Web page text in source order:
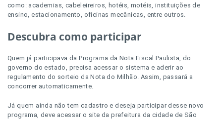
como: academias, cabeleireiros, hotéis, motéis, instituições de
ensino, estacionamento, oficinas mecânicas, entre outros.
Descubra como participar
Quem já participava da Programa da Nota Fiscal Paulista, do
governo do estado, precisa acessar o sistema e aderir ao
regulamento do sorteio da Nota do Milhão. Assim, passará a
concorrer automaticamente.
Já quem ainda não tem cadastro e deseja participar desse novo
programa, deve acessar o site da prefeitura da cidade de São